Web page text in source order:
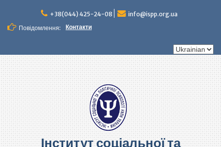
вмісту
+38(044) 425-24-08
info@ispp.org.ua
Повідомлення:
Контакти
Вибрати
Інститут соціальної та